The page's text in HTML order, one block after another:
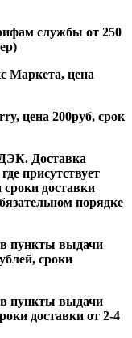
службы от 250
Маркета, цена
цена 200руб, срок
Доставка
присутствует
доставки
порядке
пункты выдачи
сроки
пункты выдачи
доставки от 2-4